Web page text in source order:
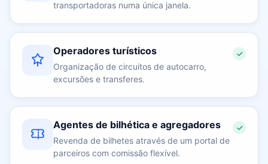
transportadoras numa única janela.
Operadores turísticos
Organização de circuitos de autocarro,
excursões e transferes.
Agentes de bilhética e agregadores
Revenda de bilhetes através de um portal de
parceiros com comissão flexível.